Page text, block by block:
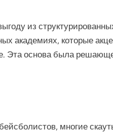
из
академиях, которые
Эта основа была
многие